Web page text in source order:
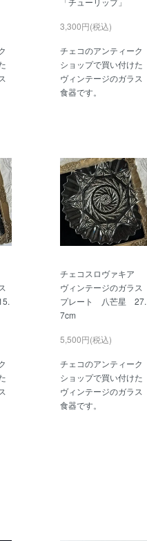
3,300円(税込)
チェコのアンティーク
ショップで買い付けた
ヴィンテージのガラス
食器です。
チェコスロヴァキア
ヴィンテージのガラス
プレート 八芒星 27.
7cm
5,500円(税込)
チェコのアンティーク
ショップで買い付けた
ヴィンテージのガラス
食器です。